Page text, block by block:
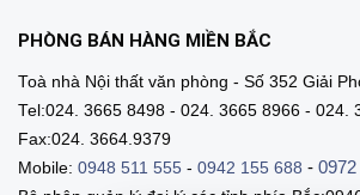
PHÒNG BÁN HÀNG MIỀN BẮC
Toà nhà Nội thất văn phòng - Số 352 Giải
Tel:024. 3665 8498 - 024. 3665 8966 - 024.
Fax:024. 3664.9379
Mobile: 0948 511 555 - 0942 155 688 -